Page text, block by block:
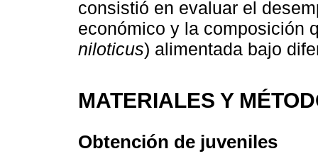
consistió en evaluar el
económico y la composición
niloticus) alimentada bajo
MATERIALES Y
Obtención de juveniles